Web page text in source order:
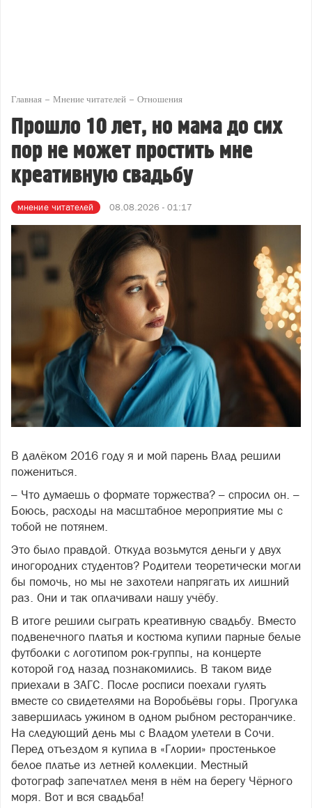
Главная Мнение читателей Отношения
Прошло 10 лет, но мама до сих
пор не может простить мне
креативную свадьбу
мнение читателей 08.08.2026 - 01:17
Фото freepik.com
В далёком 2016 году я и мой парень Влад решили
пожениться.
– Что думаешь о формате торжества? – спросил он. –
Боюсь, расходы на масштабное мероприятие мы с
тобой не потянем.
Это было правдой. Откуда возьмутся деньги у двух
иногородних студентов? Родители теоретически могли
бы помочь, но мы не захотели напрягать их лишний
раз. Они и так оплачивали нашу учёбу.
В итоге решили сыграть креативную свадьбу. Вместо
подвенечного платья и костюма купили парные белые
футболки с логотипом рок-группы, на концерте
которой год назад познакомились. В таком виде
приехали в ЗАГС. После росписи поехали гулять
вместе со свидетелями на Воробьёвы горы. Прогулка
завершилась ужином в одном рыбном ресторанчике.
На следующий день мы с Владом улетели в Сочи.
Перед отъездом я купила в «Глории» простенькое
белое платье из летней коллекции. Местный
фотограф запечатлел меня в нём на берегу Чёрного
моря. Вот и вся свадьба!